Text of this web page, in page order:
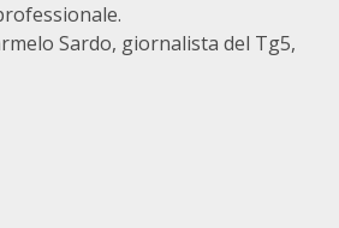
Sardo, giornalista del Tg5,